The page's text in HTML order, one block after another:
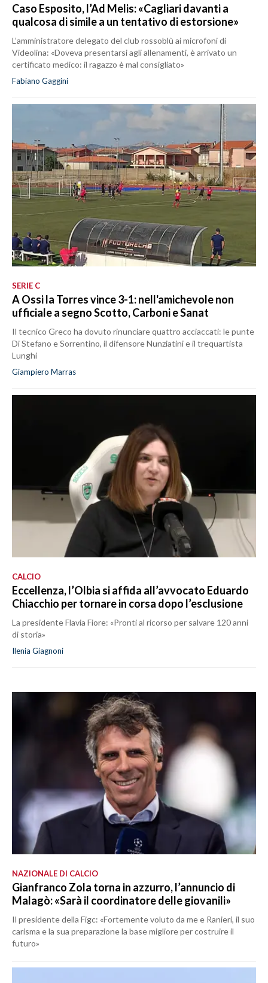
Caso Esposito, l’Ad Melis: «Cagliari davanti a
qualcosa di simile a un tentativo di estorsione»
L’amministratore delegato del club rossoblù ai microfoni di
Videolina: «Doveva presentarsi agli allenamenti, è arrivato un
certificato medico: il ragazzo è mal consigliato»
Fabiano Gaggini
SERIE C
A Ossi la Torres vince 3-1: nell'amichevole non
ufficiale a segno Scotto, Carboni e Sanat
Il tecnico Greco ha dovuto rinunciare quattro acciaccati: le punte
Di Stefano e Sorrentino, il difensore Nunziatini e il trequartista
Lunghi
Giampiero Marras
CALCIO
Eccellenza, l’Olbia si affida all’avvocato Eduardo
Chiacchio per tornare in corsa dopo l’esclusione
La presidente Flavia Fiore: «Pronti al ricorso per salvare 120 anni
di storia»
Ilenia Giagnoni
NAZIONALE DI CALCIO
Gianfranco Zola torna in azzurro, l’annuncio di
Malagò: «Sarà il coordinatore delle giovanili»
Il presidente della Figc: «Fortemente voluto da me e Ranieri, il suo
carisma e la sua preparazione la base migliore per costruire il
futuro»